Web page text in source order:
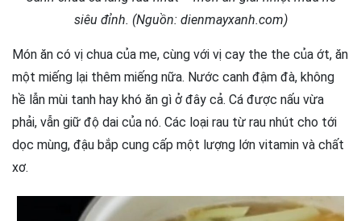
siêu đỉnh. (Nguồn: dienmayxanh.com)
Món ăn có vị chua của me, cùng với vị cay the the của ớt, ăn
một miếng lại thêm miếng nữa. Nước canh đậm đà, không
hề lẫn mùi tanh hay khó ăn gì ở đây cả. Cá được nấu vừa
phải, vẫn giữ độ dai của nó. Các loại rau từ rau nhút cho tới
dọc mùng, đậu bắp cung cấp một lượng lớn vitamin và chất
xơ.